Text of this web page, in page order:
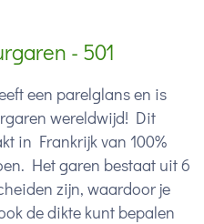
- 501
een parelglans en is
wereldwijd! Dit
in Frankrijk van 100%
Het garen bestaat uit 6
zijn, waardoor je
de dikte kunt bepalen